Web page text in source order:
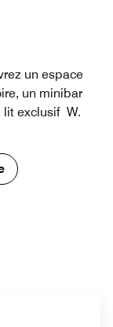
un espace
un minibar
lit exclusif W.